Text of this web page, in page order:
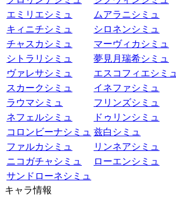
エミリエシミュ
ムアラニシミュ
キィニチシミュ
シロネンシミュ
チャスカシミュ
マーヴィカシミュ
シトラリシミュ
夢見月瑞希シミュ
ヴァレサシミュ
エスコフィエシミュ
スカークシミュ
イネファシミュ
ラウマシミュ
フリンズシミュ
ネフェルシミュ
ドゥリンシミュ
コロンビーナシミュ 兹白シミュ
ファルカシミュ
リンネアシミュ
ニコガチャシミュ
ローエンシミュ
サンドローネシミュ
キャラ情報